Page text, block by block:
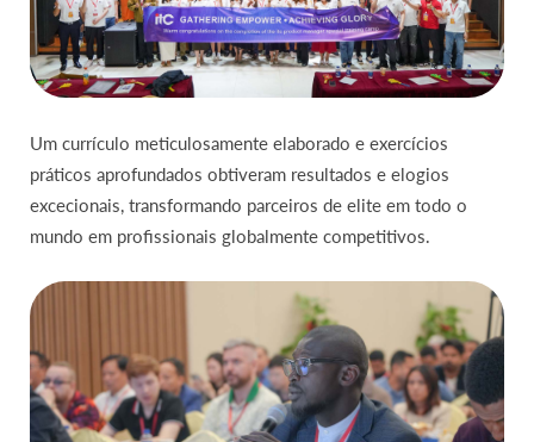
Um currículo meticulosamente elaborado e exercícios
práticos aprofundados obtiveram resultados e elogios
excecionais, transformando parceiros de elite em todo o
mundo em profissionais globalmente competitivos.